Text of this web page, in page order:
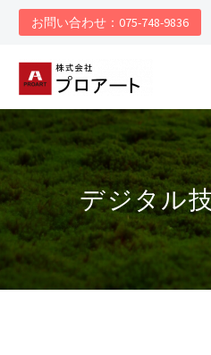
お問い合わせ：075-748-9836
デジタル